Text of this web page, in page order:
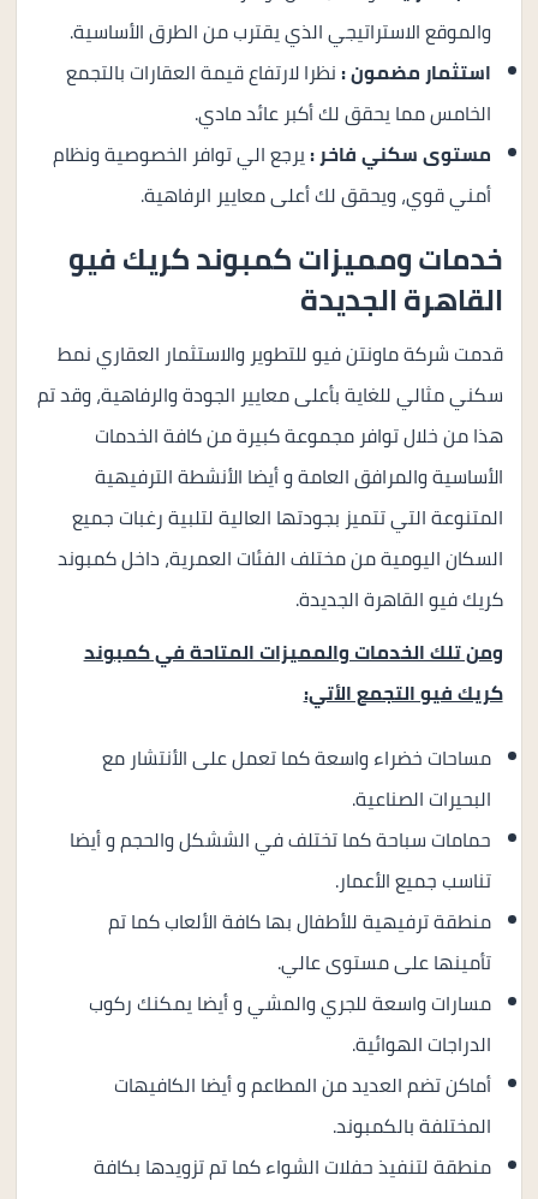
والموقع الاستراتيجي الذي يقترب من الطرق الأساسية.
استثمار مضمون :نظرا لارتفاع قيمة العقارات بالتجمع
الخامس مما يحقق لك أكبر عائد مادي.
مستوى سكني فاخر :يرجع الي توافر الخصوصية ونظام
أمني قوي، ويحقق لك أعلى معايير الرفاهية.
خدمات ومميزات كمبوند كريك فيو
القاهرة الجديدة
قدمت شركة ماونتن فيو للتطوير والاستثمار العقاري نمط
سكني مثالي للغاية بأعلى معايير الجودة والرفاهية، وقد تم
هذا من خلال توافر مجموعة كبيرة من كافة الخدمات
الأساسية والمرافق العامة و أيضا الأنشطة الترفيهية
المتنوعة التي تتميز بجودتها العالية لتلبية رغبات جميع
السكان اليومية من مختلف الفئات العمرية، داخل كمبوند
كريك فيو القاهرة الجديدة.
ومن تلك الخدمات والمميزات المتاحة في كمبوند
كريك فيو التجمع الأتي:
مساحات خضراء واسعة كما تعمل على الأنتشار مع
البحيرات الصناعية.
حمامات سباحة كما تختلف في الششكل والحجم و أيضا
تناسب جميع الأعمار.
منطقة ترفيهية للأطفال بها كافة الألعاب كما تم
تأمينها على مستوى عالي.
مسارات واسعة للجري والمشي و أيضا يمكنك ركوب
الدراجات الهوائية.
أماكن تضم العديد من المطاعم و أيضا الكافيهات
المختلفة بالكمبوند.
منطقة لتنفيذ حفلات الشواء كما تم تزويدها بكافة